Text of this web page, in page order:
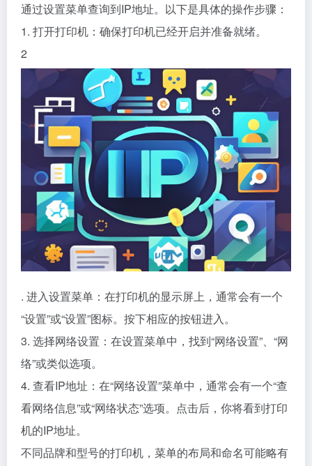
通过设置菜单查询到IP地址。以下是具体的操作步骤：
1. 打开打印机：确保打印机已经开启并准备就绪。
2
. 进入设置菜单：在打印机的显示屏上，通常会有一个
“设置”或“设置”图标。按下相应的按钮进入。
3. 选择网络设置：在设置菜单中，找到“网络设置”、“网
络”或类似选项。
4. 查看IP地址：在“网络设置”菜单中，通常会有一个“查
看网络信息”或“网络状态”选项。点击后，你将看到打印
机的IP地址。
不同品牌和型号的打印机，菜单的布局和命名可能略有